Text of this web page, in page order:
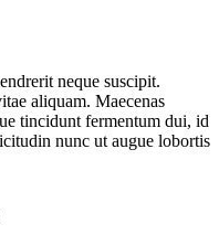
neque suscipit.
aliquam. Maecenas
tincidunt fermentum dui, id
nunc ut augue lobortis